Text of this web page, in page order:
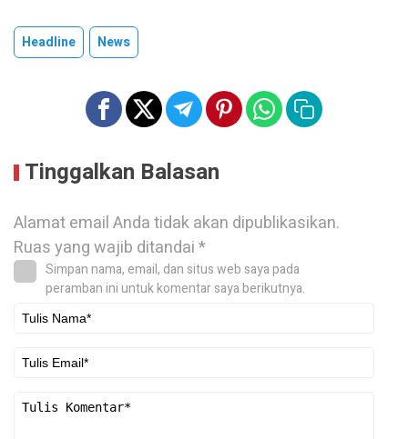
Headline News
Tinggalkan Balasan
Alamat email Anda tidak akan dipublikasikan.
Ruas yang wajib ditandai*
Simpan nama, email, dan situs web saya pada
peramban ini untuk komentar saya berikutnya.